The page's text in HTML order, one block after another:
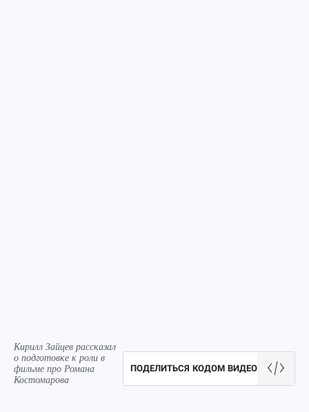
Кирилл Зайцев рассказал
о подготовке к роли в
фильме про Романа
Костомарова
ПОДЕЛИТЬСЯ КОДОМ ВИДЕО